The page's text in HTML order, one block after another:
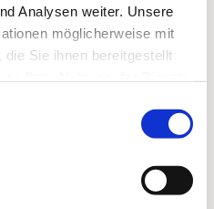
Analysen weiter. Unsere
möglicherweise mit
Sie ihnen bereitgestellt